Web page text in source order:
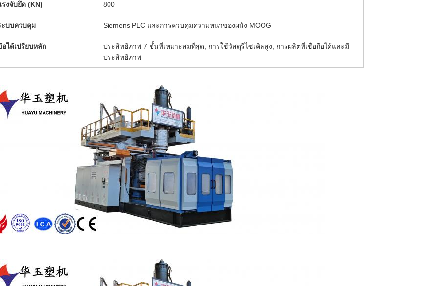
รงจับยึด (KN) 800
ะบบควบคุม Siemens PLC และการควบคุมความหนาของผนัง MOOG
อได้เปรียบหลัก
ประสิทธิภาพ 7 ชั้นที่เหมาะสมที่สุด, การใช้วัสดุรีไซเคิลสูง, การผลิตที่เชื่อถือได้และมี
ประสิทธิภาพ